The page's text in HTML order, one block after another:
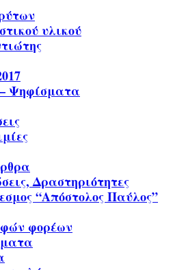
υλικού
– Ψηφίσματα
Δραστηριότητες
“Απόστολος Παύλος”
φορέων